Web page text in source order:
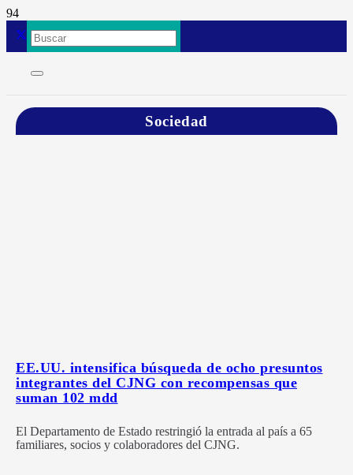
Sociedad
EE.UU. intensifica búsqueda de ocho presuntos
integrantes del CJNG con recompensas que
suman 102 mdd
El Departamento de Estado restringió la entrada al país a 65
familiares, socios y colaboradores del CJNG.